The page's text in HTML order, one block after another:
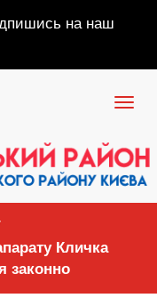
на наш
Кличка
законно